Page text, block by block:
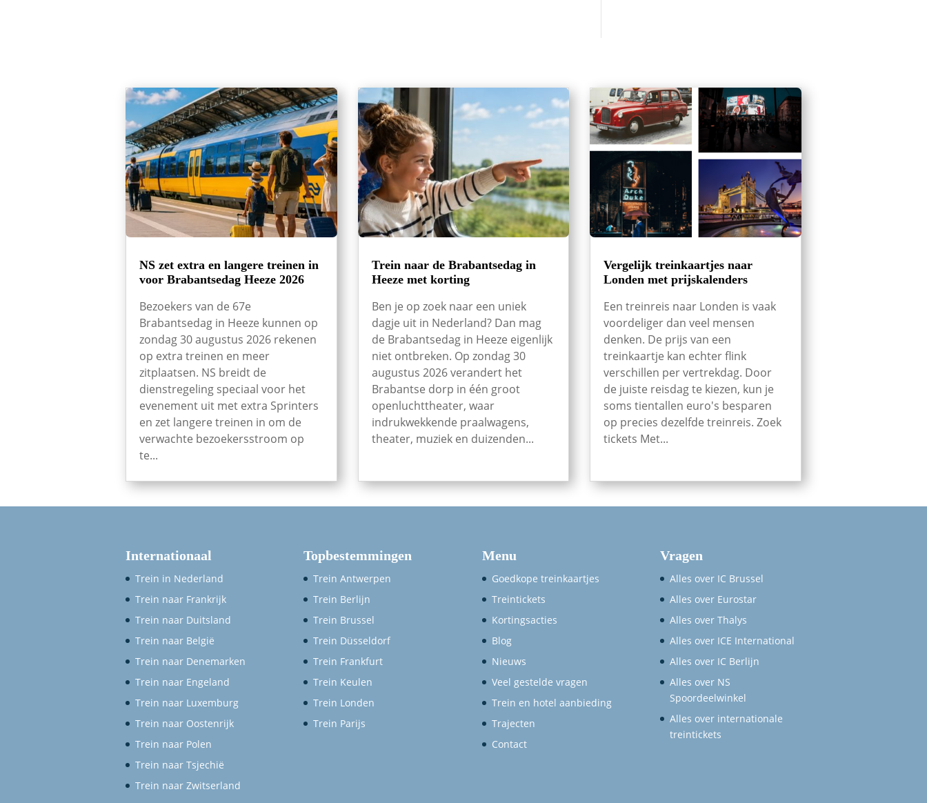
NS zet extra en langere treinen in
voor Brabantsedag Heeze 2026
Bezoekers van de 67e
Brabantsedag in Heeze kunnen op
zondag 30 augustus 2026 rekenen
op extra treinen en meer
zitplaatsen. NS breidt de
dienstregeling speciaal voor het
evenement uit met extra Sprinters
en zet langere treinen in om de
verwachte bezoekersstroom op
te...
Trein naar de Brabantsedag in
Heeze met korting
Ben je op zoek naar een uniek
dagje uit in Nederland? Dan mag
de Brabantsedag in Heeze eigenlijk
niet ontbreken. Op zondag 30
augustus 2026 verandert het
Brabantse dorp in één groot
openluchttheater, waar
indrukwekkende praalwagens,
theater, muziek en duizenden...
Vergelijk treinkaartjes naar
Londen met prijskalenders
Een treinreis naar Londen is vaak
voordeliger dan veel mensen
denken. De prijs van een
treinkaartje kan echter flink
verschillen per vertrekdag. Door
de juiste reisdag te kiezen, kun je
soms tientallen euro's besparen
op precies dezelfde treinreis. Zoek
tickets Met...
Internationaal
Trein in Nederland
Trein naar Frankrijk
Trein naar Duitsland
Trein naar België
Trein naar Denemarken
Trein naar Engeland
Trein naar Luxemburg
Trein naar Oostenrijk
Trein naar Polen
Trein naar Tsjechië
Trein naar Zwitserland
Topbestemmingen
Trein Antwerpen
Trein Berlijn
Trein Brussel
Trein Düsseldorf
Trein Frankfurt
Trein Keulen
Trein Londen
Trein Parijs
Menu
Goedkope treinkaartjes
Treintickets
Kortingsacties
Blog
Nieuws
Veel gestelde vragen
Trein en hotel aanbieding
Trajecten
Contact
Vragen
Alles over IC Brussel
Alles over Eurostar
Alles over Thalys
Alles over ICE International
Alles over IC Berlijn
Alles over NS
Spoordeelwinkel
Alles over internationale
treintickets